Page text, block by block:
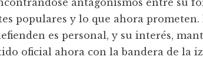
antagonismos entre su
populares y lo que ahora prometen.
es personal, y su interés,
oficial ahora con la bandera de la